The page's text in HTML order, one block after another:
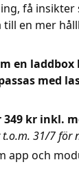
få
en mer
en
med
349 kr inkl.
31/7 för